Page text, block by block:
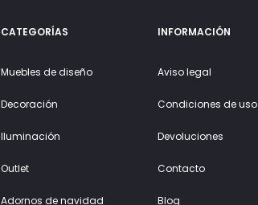
CATEGORÍAS
Muebles de diseño
Decoración
Iluminación
Outlet
Adornos de navidad
INFORMACIÓN
Aviso legal
Condiciones de uso
Devoluciones
Contacto
Blog